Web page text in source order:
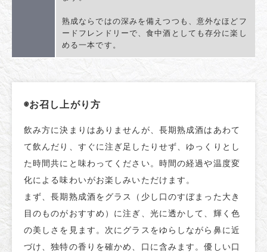
熟成ならではの深みを備えつつも、意外なほどフ
ードフレンドリーで、食中酒としても存分に楽し
める一本です。
◉お召し上がり方
飲み方に決まりはありませんが、長期熟成酒はあわて
て飲んだり、すぐに注ぎ足したりせず、ゆっくりとし
た時間共にと味わってください。時間の経過や温度変
化による味わいがお楽しみいただけます。
まず、長期熟成酒をグラス（少し口のすぼまった大き
目のものがおすすめ）に注ぎ、光に透かして、輝く色
の美しさを見ます。次にグラスをゆらしながら鼻に近
づけ、独特の香りを確かめ、口に含みます。優しい口